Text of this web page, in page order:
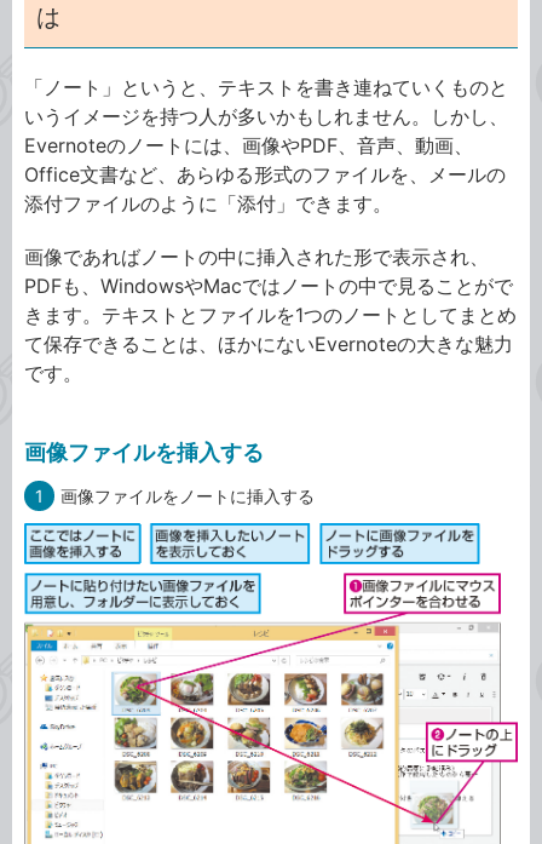
は
「ノート」というと、テキストを書き連ねていくものと
いうイメージを持つ人が多いかもしれません。しかし、
Evernoteのノートには、画像やPDF、音声、動画、
Office文書など、あらゆる形式のファイルを、メールの
添付ファイルのように「添付」できます。
画像であればノートの中に挿入された形で表示され、
PDFも、WindowsやMacではノートの中で見ることがで
きます。テキストとファイルを1つのノートとしてまとめ
て保存できることは、ほかにないEvernoteの大きな魅力
です。
画像ファイルを挿入する
1 画像ファイルをノートに挿入する